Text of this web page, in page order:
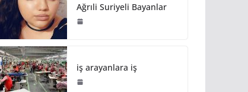
Ağrıli Suriyeli Bayanlar
iş arayanlara iş